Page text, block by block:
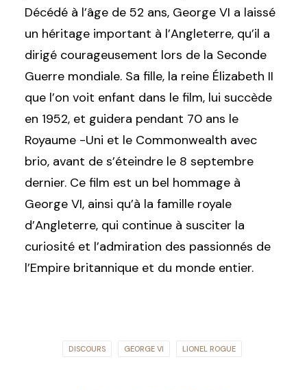
Décédé à l’âge de 52 ans, George VI a laissé
un héritage important à l’Angleterre, qu’il a
dirigé courageusement lors de la Seconde
Guerre mondiale. Sa fille, la reine Élizabeth II
que l’on voit enfant dans le film, lui succède
en 1952, et guidera pendant 70 ans le
Royaume -Uni et le Commonwealth avec
brio, avant de s’éteindre le 8 septembre
dernier. Ce film est un bel hommage à
George VI, ainsi qu’à la famille royale
d’Angleterre, qui continue à susciter la
curiosité et l’admiration des passionnés de
l’Empire britannique et du monde entier.
DISCOURS GEORGE VI LIONEL ROGUE